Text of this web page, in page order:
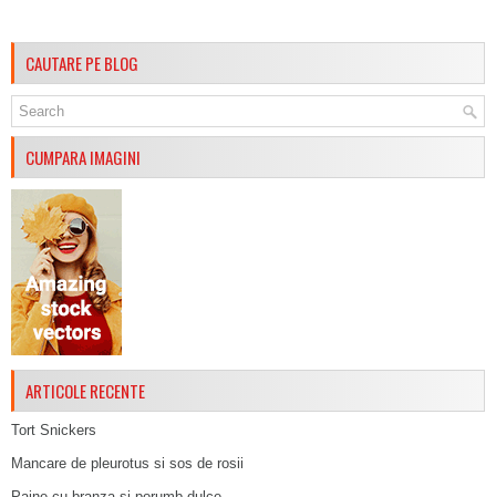
CAUTARE PE BLOG
CUMPARA IMAGINI
ARTICOLE RECENTE
Tort Snickers
Mancare de pleurotus si sos de rosii